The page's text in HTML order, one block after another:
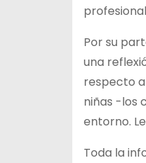
Por su
una
respecto
niñas -los
entorno.
Toda la